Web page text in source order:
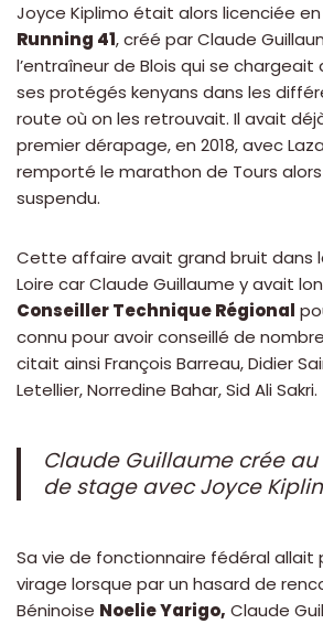
Joyce Kiplimo était alors licenciée en
Running 41, créé par Claude
l’entraîneur de Blois qui se chargeait
ses protégés kenyans dans les
route où on les retrouvait. Il avait
premier dérapage, en 2018, avec
remporté le marathon de Tours alors
suspendu.
Cette affaire avait grand bruit dans
Loire car Claude Guillaume y avait
Conseiller Technique Régional
connu pour avoir conseillé de
citait ainsi François Barreau, Didier
Letellier, Norredine Bahar, Sid Ali Sakri.
Claude Guillaume crée
de stage avec Joyce
Sa vie de fonctionnaire fédéral allait
virage lorsque par un hasard de
Béninoise Noelie Yarigo, Claude